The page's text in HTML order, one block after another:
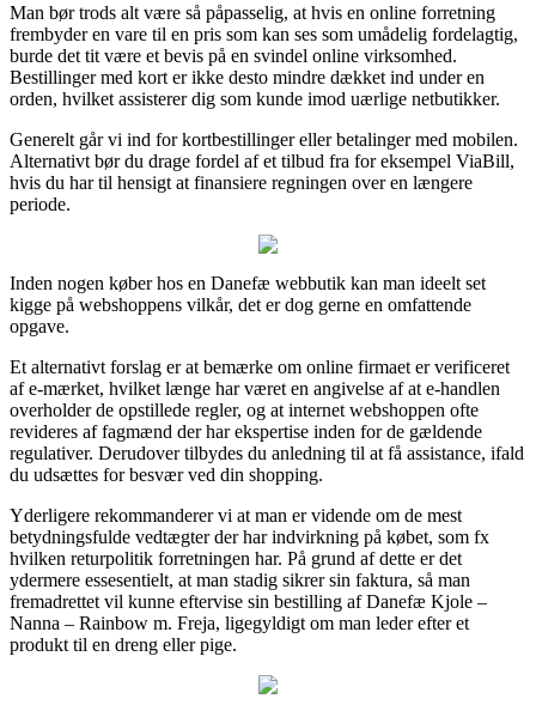
Man bør trods alt være så påpasselig, at hvis en online forretning
frembyder en vare til en pris som kan ses som umådelig fordelagtig,
burde det tit være et bevis på en svindel online virksomhed.
Bestillinger med kort er ikke desto mindre dækket ind under en
orden, hvilket assisterer dig som kunde imod uærlige netbutikker.
Generelt går vi ind for kortbestillinger eller betalinger med mobilen.
Alternativt bør du drage fordel af et tilbud fra for eksempel ViaBill,
hvis du har til hensigt at finansiere regningen over en længere
periode.
Inden nogen køber hos en Danefæ webbutik kan man ideelt set
kigge på webshoppens vilkår, det er dog gerne en omfattende
opgave.
Et alternativt forslag er at bemærke om online firmaet er verificeret
af e-mærket, hvilket længe har været en angivelse af at e-handlen
overholder de opstillede regler, og at internet webshoppen ofte
revideres af fagmænd der har ekspertise inden for de gældende
regulativer. Derudover tilbydes du anledning til at få assistance, ifald
du udsættes for besvær ved din shopping.
Yderligere rekommanderer vi at man er vidende om de mest
betydningsfulde vedtægter der har indvirkning på købet, som fx
hvilken returpolitik forretningen har. På grund af dette er det
ydermere essesentielt, at man stadig sikrer sin faktura, så man
fremadrettet vil kunne eftervise sin bestilling af Danefæ Kjole –
Nanna – Rainbow m. Freja, ligegyldigt om man leder efter et
produkt til en dreng eller pige.